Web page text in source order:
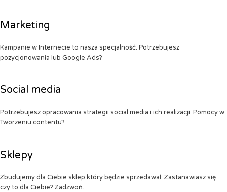
Marketing
Kampanie w Internecie to nasza specjalność. Potrzebujesz
pozycjonowania lub Google Ads?
Social media
Potrzebujesz opracowania strategii social media i ich realizacji. Pomocy w
Tworzeniu contentu?
Sklepy
Zbudujemy dla Ciebie sklep który będzie sprzedawał. Zastanawiasz się
czy to dla Ciebie? Zadzwoń.